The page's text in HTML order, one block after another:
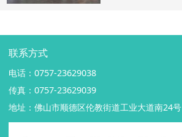
联系方式
电话：0757-23629038
传真：0757-23629039
地址：佛山市顺德区伦教街道工业大道南24号